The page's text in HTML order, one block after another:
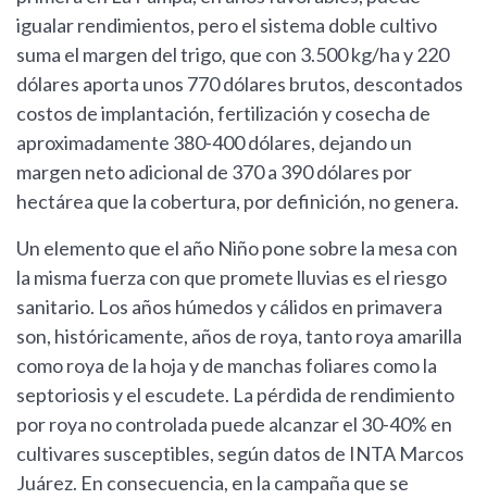
igualar rendimientos, pero el sistema doble cultivo
suma el margen del trigo, que con 3.500 kg/ha y 220
dólares aporta unos 770 dólares brutos, descontados
costos de implantación, fertilización y cosecha de
aproximadamente 380-400 dólares, dejando un
margen neto adicional de 370 a 390 dólares por
hectárea que la cobertura, por definición, no genera.
Un elemento que el año Niño pone sobre la mesa con
la misma fuerza con que promete lluvias es el riesgo
sanitario. Los años húmedos y cálidos en primavera
son, históricamente, años de roya, tanto roya amarilla
como roya de la hoja y de manchas foliares como la
septoriosis y el escudete. La pérdida de rendimiento
por roya no controlada puede alcanzar el 30-40% en
cultivares susceptibles, según datos de INTA Marcos
Juárez. En consecuencia, en la campaña que se